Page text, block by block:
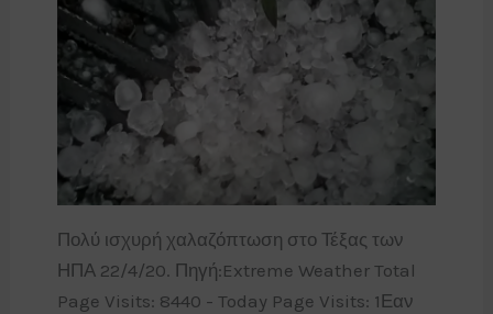
Πολύ ισχυρή χαλαζόπτωση στο Τέξας των
ΗΠΑ 22/4/20. Πηγή:Extreme Weather Total
Page Visits: 8440 - Today Page Visits: 1Εαν